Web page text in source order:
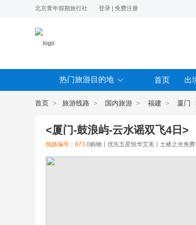
北京青年假期旅行社 登录 免费注册
热门旅游目的地 首页 出
首页 > 旅游线路 > 国内旅游 > 福建 > 厦门
<厦门-鼓浪屿-云水谣双飞4日>
线路编号：873 0购物丨优先五星悦华艾美丨土楼之光免